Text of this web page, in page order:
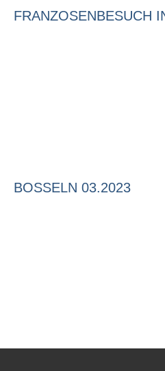
FRANZOSENBESUCH
BOSSELN 03.2023